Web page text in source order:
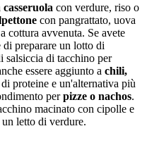
casseruola con verdure, riso o
con pangrattato, uova
cottura avvenuta. Se avete
preparare un lotto di
salsiccia di tacchino per
essere aggiunto a chili,
proteine e un'alternativa più
perpizze o nachos.
macinato con cipolle e
letto di verdure.